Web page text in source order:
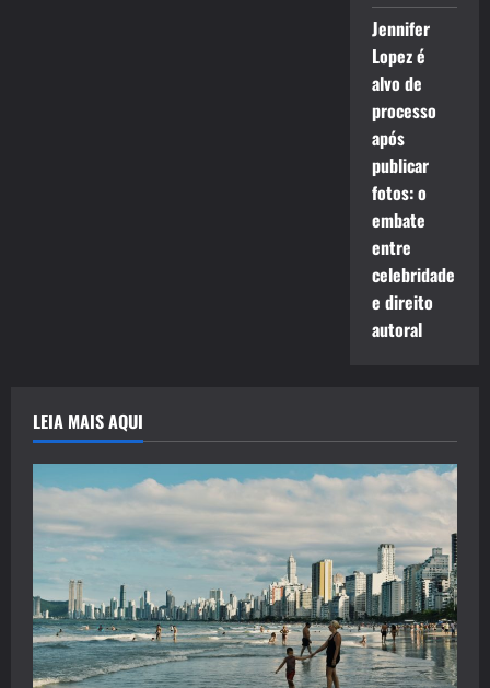
Jennifer
Lopez é
alvo de
processo
após
publicar
fotos: o
embate
entre
celebridade
e direito
autoral
LEIA MAIS AQUI